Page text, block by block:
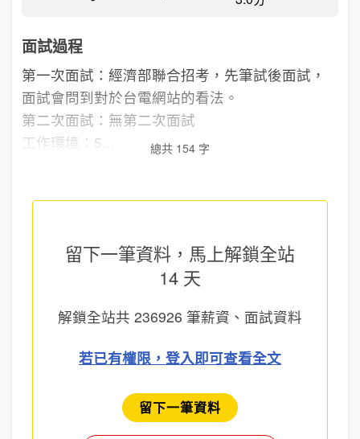
面試過程
第一次面試：經濟部聯合招考，先筆試後面試，
面試會問到對於台電網站的看法。
第二次面試：無第二次面試
工作環境：5...
總共 154 字
留下一筆資料，馬上解鎖全站
14 天
解鎖全站共 236926 筆薪資、面試資料
若已有權限，登入即可查看全文
留下一筆資料